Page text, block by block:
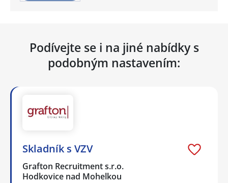
Podívejte se i na jiné nabídky s
podobným nastavením:
Skladník s VZV
Grafton Recruitment s.r.o.
Hodkovice nad Mohelkou